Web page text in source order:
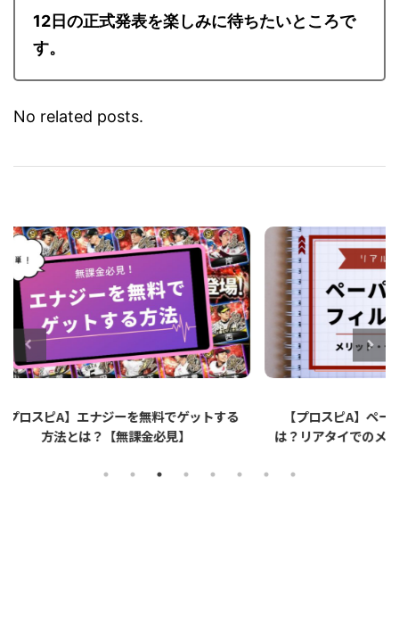
12日の正式発表を楽しみに待ちたいところで
す。
No related posts.
【プロスピA】ペーパーライクフィルムと
は？リアタイでのメリット・デメリットを解
【プ